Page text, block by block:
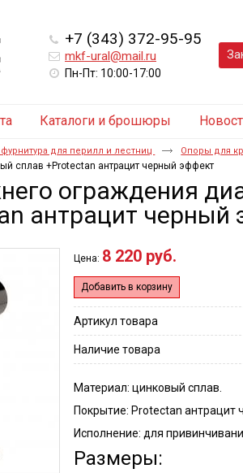
+7 (343) 372-95-95
mkf-ural@mail.ru
Пн-Пт: 10:00-17:00
Каталоги и брошюры
фурнитура для перилл и лестниц Опоры для
сплав +Protectan антрацит черный эффект
ограждения
антрацит черный
Цена: 8 220 руб.
Добавить в корзину
Артикул товара
Наличие товара
Материал: цинковый сплав.
Покрытие: Protectan антрацит
Исполнение: для
Размеры: